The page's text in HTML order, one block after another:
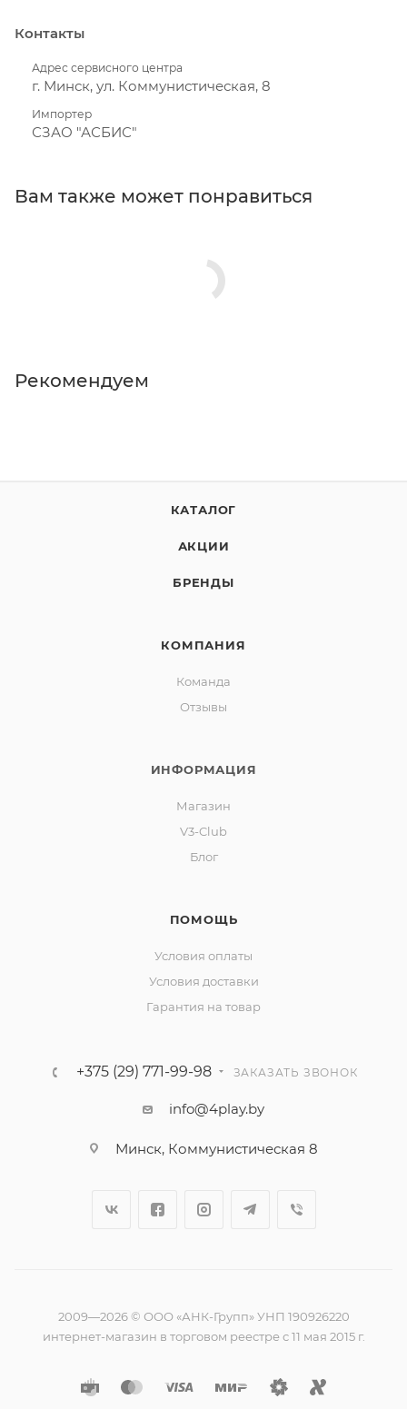
Контакты
Адрес сервисного центра
г. Минск, ул. Коммунистическая, 8
Импортер
СЗАО "АСБИС"
Вам также может понравиться
Рекомендуем
КАТАЛОГ
АКЦИИ
БРЕНДЫ
КОМПАНИЯ
Команда
Отзывы
ИНФОРМАЦИЯ
Магазин
V3-Club
Блог
ПОМОЩЬ
Условия оплаты
Условия доставки
Гарантия на товар
+375 (29) 771-99-98 ЗАКАЗАТЬ ЗВОНОК
info@4play.by
Минск, Коммунистическая 8
2009—2026 © ООО «АНК-Групп» УНП 190926220
интернет-магазин в торговом реестре с 11 мая 2015 г.